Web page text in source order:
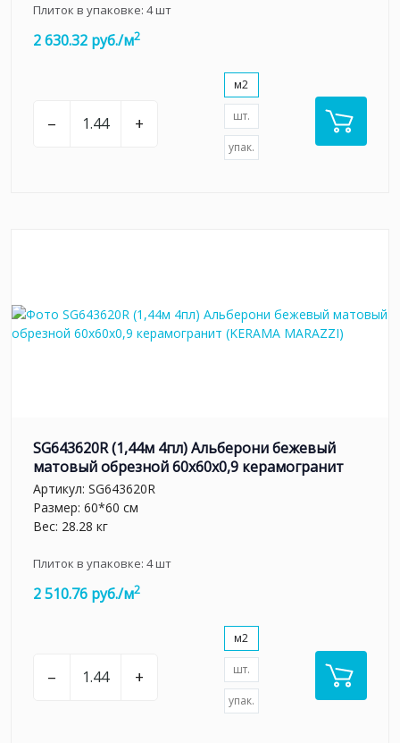
Плиток в упаковке: 4шт
2 630.32 руб./м2
– +
м2
шт.
упак.
SG643620R (1,44м 4пл) Альберони бежевый
матовый обрезной 60x60x0,9 керамогранит
Артикул: SG643620R
Размер: 60*60 см
Вес: 28.28 кг
Плиток в упаковке: 4шт
2 510.76 руб./м2
– +
м2
шт.
упак.